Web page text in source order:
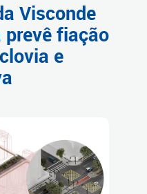
Visconde
prevê fiação
e